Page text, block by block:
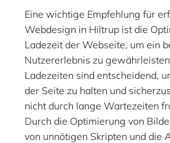
Eine wichtige Empfehlung für
Webdesign in Hiltrup ist die
Ladezeit der Webseite, um ein
Nutzererlebnis zu
Ladezeiten sind entscheidend,
der Seite zu halten und
nicht durch lange Wartezeiten
Durch die Optimierung von
von unnötigen Skripten und die